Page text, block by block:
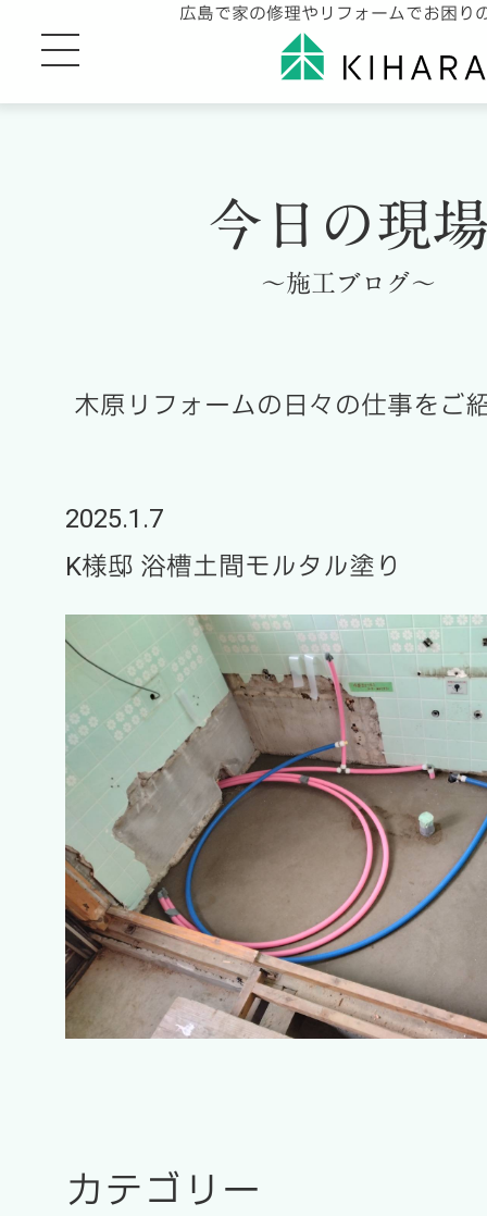
広島で家の修理やリフォームでお困り
今日の現
～施工ブログ～
木原リフォームの日々の仕事をご
2025.1.7
K様邸 浴槽土間モルタル塗り
カテゴリー